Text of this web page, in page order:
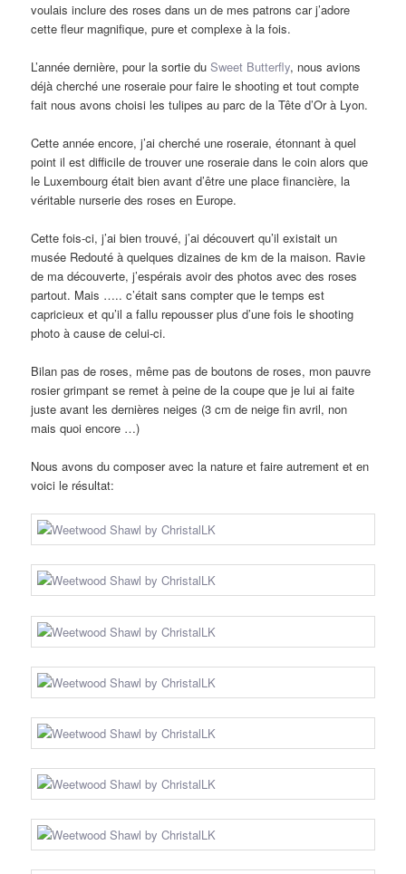
voulais inclure des roses dans un de mes patrons car j’adore
cette fleur magnifique, pure et complexe à la fois.
L’année dernière, pour la sortie duSweet Butterfly, nous avions
déjà cherché une roseraie pour faire le shooting et tout compte
fait nous avons choisi les tulipes au parc de la Tête d’Or à Lyon.
Cette année encore, j’ai cherché une roseraie, étonnant à quel
point il est difficile de trouver une roseraie dans le coin alors que
le Luxembourg était bien avant d’être une place financière, la
véritable nurserie des roses en Europe.
Cette fois-ci, j’ai bien trouvé, j’ai découvert qu’il existait un
musée Redouté à quelques dizaines de km de la maison. Ravie
de ma découverte, j’espérais avoir des photos avec des roses
partout. Mais ….. c’était sans compter que le temps est
capricieux et qu’il a fallu repousser plus d’une fois le shooting
photo à cause de celui-ci.
Bilan pas de roses, même pas de boutons de roses, mon pauvre
rosier grimpant se remet à peine de la coupe que je lui ai faite
juste avant les dernières neiges (3 cm de neige fin avril, non
mais quoi encore …)
Nous avons du composer avec la nature et faire autrement et en
voici le résultat: